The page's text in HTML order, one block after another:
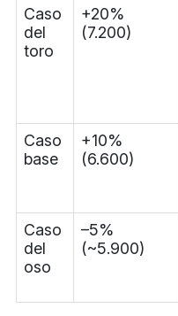
Caso
del
toro
+20%
(7.200)
Caso
base
+10%
(6.600)
Caso
del
oso
–5%
(~5.900)